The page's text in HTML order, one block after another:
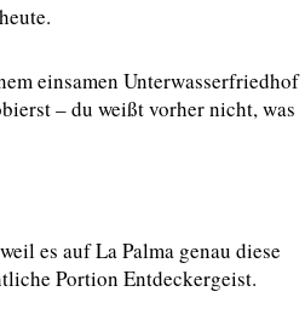
einsamen Unterwasserfriedhof
– du weißt vorher nicht, was
es auf La Palma genau diese
Portion Entdeckergeist.